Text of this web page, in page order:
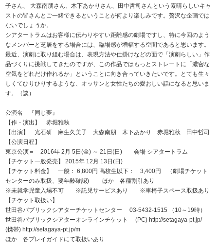
子さん、 大森南朋さん、木下あかりさん、田中哲司さんという素晴らしいキャ
ストの皆さんとご一緒できるということが何より楽しみです。贅沢な企画では
ないでしょうか。
シアタートラムはお客様に伝わりやすい距離感の劇場ですし、特に今回のよう
なメンバーと芝居をする場合には、臨場感が増幅する空間であると思います。
最近、演劇に取り組む場合は、表現方法や仕掛けなどの面で「演劇らしい」作
品づくりに挑戦してきたのですが、この作品ではもっとストレートに「濃密な
空気をどれだけ作れるか」ということに向き合っていきたいです。とても生々
しくてひりひりするような、オッサンと女性たちの愛おしい話になると思いま
す。（談）
公演名 『同じ夢』
【作・演出】 赤堀雅秋
【出演】 光石研 麻生久美子 大森南朋 木下あかり 赤堀雅秋 田中哲司
【公演日程】
東京公演＝ 2016年 2月 5日(金) ～ 21日(日) 会場 シアタートラム
【チケット一般発売】 2015年 12月 13日(日)
【チケット料金】 一般： 6,800円 高校生以下： 3,400円 （劇場チケット
センターのみ取扱、要年齢確認) ほか 各種割引あり
※未就学児童入場不可 ※託児サービスあり ※車椅子スペース取扱あり
【チケット取扱い】
世田谷パブリックシアターチケットセンター 03-5432-1515 （10～19時）
世田谷パブリックシアターオンラインチケット (PC) http://setagaya-pt.jp/
(携帯) http://setagaya-pt.jp/m
ほか 各プレイガイドにて取扱いあり